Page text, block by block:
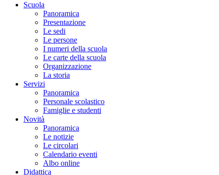
Scuola
Panoramica
Presentazione
Le sedi
Le persone
I numeri della scuola
Le carte della scuola
Organizzazione
La storia
Servizi
Panoramica
Personale scolastico
Famiglie e studenti
Novità
Panoramica
Le notizie
Le circolari
Calendario eventi
Albo online
Didattica